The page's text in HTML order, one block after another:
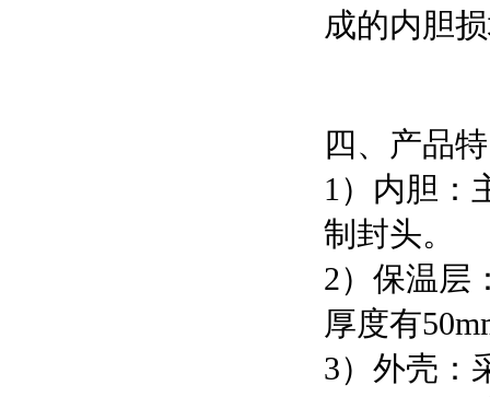
成的内胆
四、产品
1）内胆：
制封头。
2）保温层
厚度有
3）外壳：